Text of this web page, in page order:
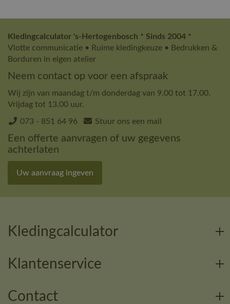
Kledingcalculator 's-Hertogenbosch * Sinds 2004 *
Vlotte communicatie • Ruime kledingkeuze • Bedrukken &
Borduren in eigen atelier
Neem contact op voor een afspraak
Wij zijn van maandag t/m donderdag van 9.00 tot 17.00.
Vrijdag tot 13.00 uur.
073 - 851 64 96 Stuur ons een mail
Een offerte aanvragen of uw gegevens
achterlaten
Uw aanvraag ingeven
Kledingcalculator
Klantenservice
Contact